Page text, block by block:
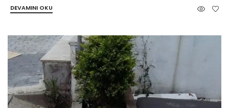
DEVAMINI OKU